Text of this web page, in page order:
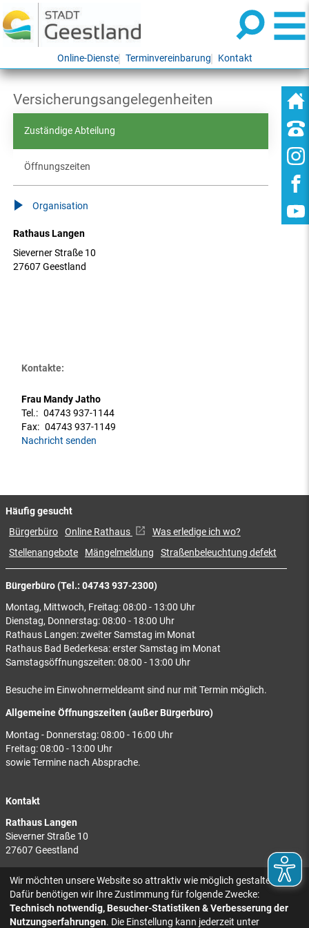
Online-Dienste Terminvereinbarung Kontakt
Versicherungsangelegenheiten
Zuständige Abteilung
Öffnungszeiten
Organisation
Rathaus Langen
Sieverner Straße 10
27607 Geestland
Kontakte:
Frau Mandy Jatho
Tel.: 04743 937-1144
Fax: 04743 937-1149
Nachricht senden
Bürgerbüro (Tel.: 04743 937-2300)
Montag, Mittwoch, Freitag: 08:00 - 13:00 Uhr
Dienstag, Donnerstag: 08:00 - 18:00 Uhr
Rathaus Langen: zweiter Samstag im Monat
Rathaus Bad Bederkesa: erster Samstag im Monat
Samstagsöffnungszeiten: 08:00 - 13:00 Uhr
Besuche im Einwohnermeldeamt sind nur mit Termin möglich.
Allgemeine Öffnungszeiten (außer Bürgerbüro)
Montag - Donnerstag: 08:00 - 16:00 Uhr
Freitag: 08:00 - 13:00 Uhr
sowie Termine nach Absprache.
Kontakt
Rathaus Langen
Sieverner Straße 10
27607 Geestland
Rathaus Bad Bederkesa
Am Markt 8
27624 Geestland
Häufig gesucht
Bürgerbüro Online Rathaus
Was erledige ich wo?
Stellenangebote
Mängelmeldung Straßenbeleuchtung defekt
Wir möchten unsere Website so attraktiv wie möglich gestalten.
Dafür benötigen wir Ihre Zustimmung für folgende Zwecke:
Technisch notwendig, Besucher-Statistiken & Verbesserung der
Nutzungserfahrungen. Die Einstellung kann jederzeit unter